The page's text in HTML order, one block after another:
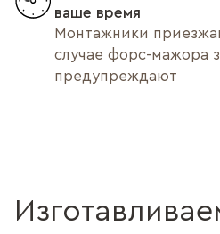
ваше время
Монтажники
случае форс-мажора
предупреждают